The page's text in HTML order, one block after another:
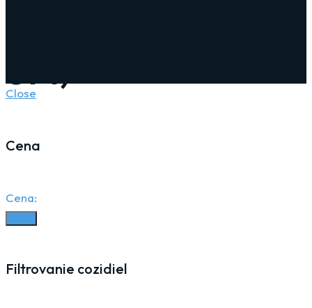
871)
Close
Cena
Cena:
Filtrovanie cozidiel